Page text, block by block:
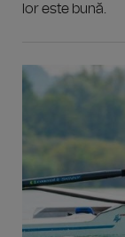
lor este bună.